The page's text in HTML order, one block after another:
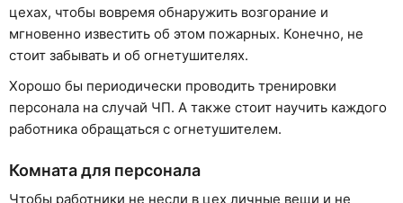
цехах, чтобы вовремя обнаружить возгорание и
мгновенно известить об этом пожарных. Конечно, не
стоит забывать и об огнетушителях.
Хорошо бы периодически проводить тренировки
персонала на случай ЧП. А также стоит научить каждого
работника обращаться с огнетушителем.
Комната для персонала
Чтобы работники не несли в цех личные вещи и не